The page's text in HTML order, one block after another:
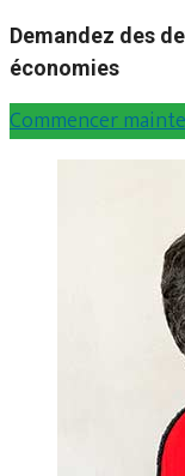
Demandez des
économies
Commencer